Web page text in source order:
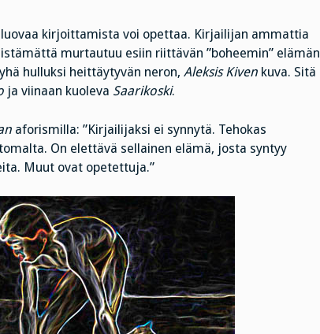
kirjoittamista voi opettaa. Kirjailijan ammattia
murtautuu esiin riittävän ”boheemin” elämän
hulluksi heittäytyvän neron, Aleksis Kivenkuva. Sitä
ja viinaan kuoleva Saarikoski.
aforismilla: ”Kirjailijaksi ei synnytä. Tehokas
On elettävä sellainen elämä, josta syntyy
Muut ovat opetettuja.”